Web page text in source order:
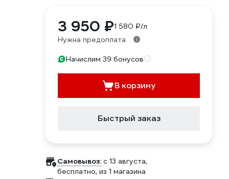
3 950 ₽1 580 ₽/л
Нужна предоплата
Начислим 39 бонусов
В корзину
Быстрый заказ
Самовывоз: c 13 августа,
бесплатно, из 1 магазина